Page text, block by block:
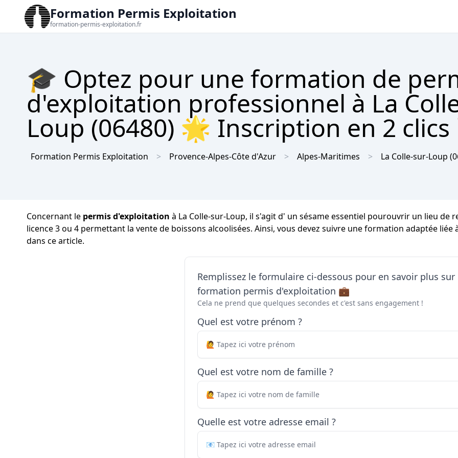
Formation Permis Exploitation
formation-permis-exploitation.fr
🎓 Optez pour une formation de
d'exploitation professionnel à La
Loup (06480) 🌟 Inscription en 2
Formation Permis Exploitation Provence-Alpes-Côte d'Azur Alpes-Maritimes La Colle-sur-Loup
Concernant le permis d'exploitation à La Colle-sur-Loup, il s'agit d' un sésame essentiel pourouvrir un lieu
licence 3 ou 4 permettant la vente de boissons alcoolisées. Ainsi, vous devez suivre une formation adaptée
dans ce article.
Remplissez le formulaire ci-dessous pour en savoir plus sur
formation permis d'exploitation 💼
Cela ne prend que quelques secondes et c'est sans engagement !
Quel est votre prénom ?
Quel est votre nom de famille ?
Quelle est votre adresse email ?